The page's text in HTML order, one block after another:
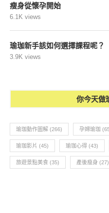
瘦身從懷孕開始
6.1K views
瑜珈新手該如何選擇課程呢？
3.9K views
你今天做
瑜珈動作圖解 (266) 孕婦瑜珈
瑜珈影片 (45) 瑜珈心得 (43)
旅遊景點美食 (35) 產後瘦身 (27)